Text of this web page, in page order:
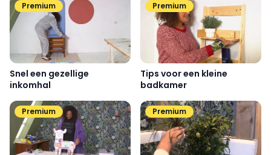
Premium
Snel een gezellige
inkomhal
Premium
Tips voor een kleine
badkamer
Premium Premium